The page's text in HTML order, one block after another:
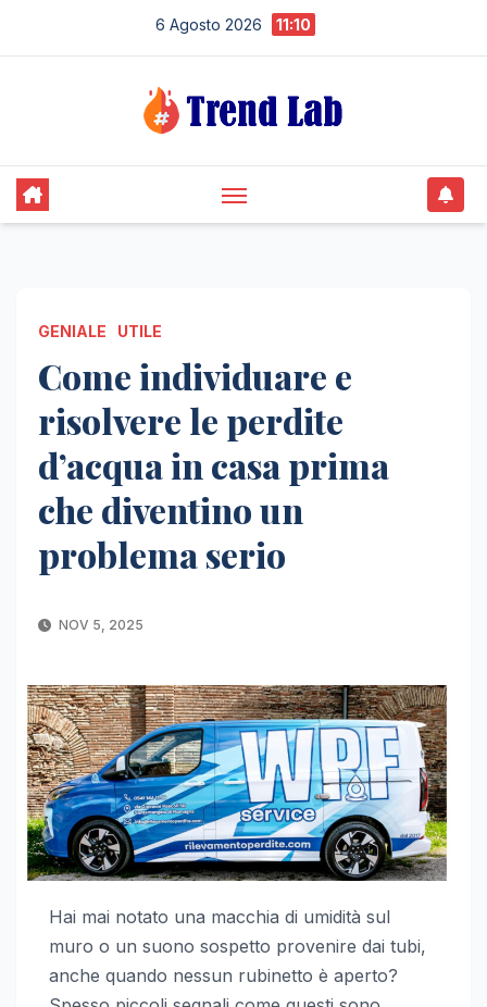
6 Agosto 2026 11:10
GENIALE UTILE
Come individuare e
risolvere le perdite
d’acqua in casa prima
che diventino un
problema serio
NOV 5, 2025
Hai mai notato una macchia di umidità sul
muro o un suono sospetto provenire dai tubi,
anche quando nessun rubinetto è aperto?